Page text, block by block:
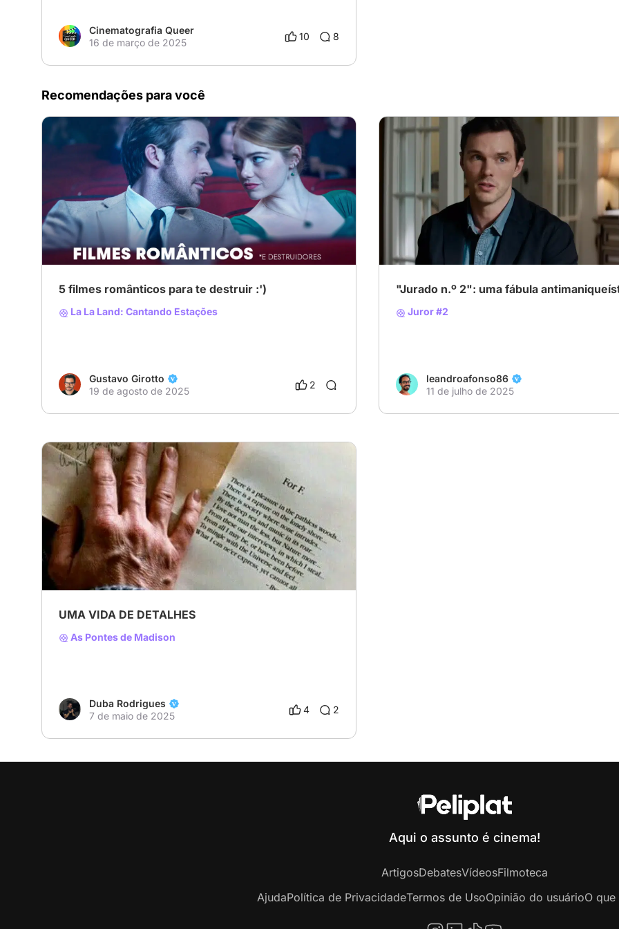
Cinematografia Queer
16 de março de 2025
10 8
Recomendações para você
5 filmes românticos para te destruir :')
La La Land: Cantando Estações
Gustavo Girotto
19 de agosto de 2025
2
"Jurado n.º 2": uma fábula
Juror #2
leandroafonso86
11 de julho de 2025
UMA VIDA DE DETALHES
As Pontes de Madison
Duba Rodrigues
7 de maio de 2025
4 2
Aqui o assunto é cinema!
ArtigosDebatesVídeosFilmoteca
AjudaPolítica de PrivacidadeTermos de UsoOpinião do usuárioO que